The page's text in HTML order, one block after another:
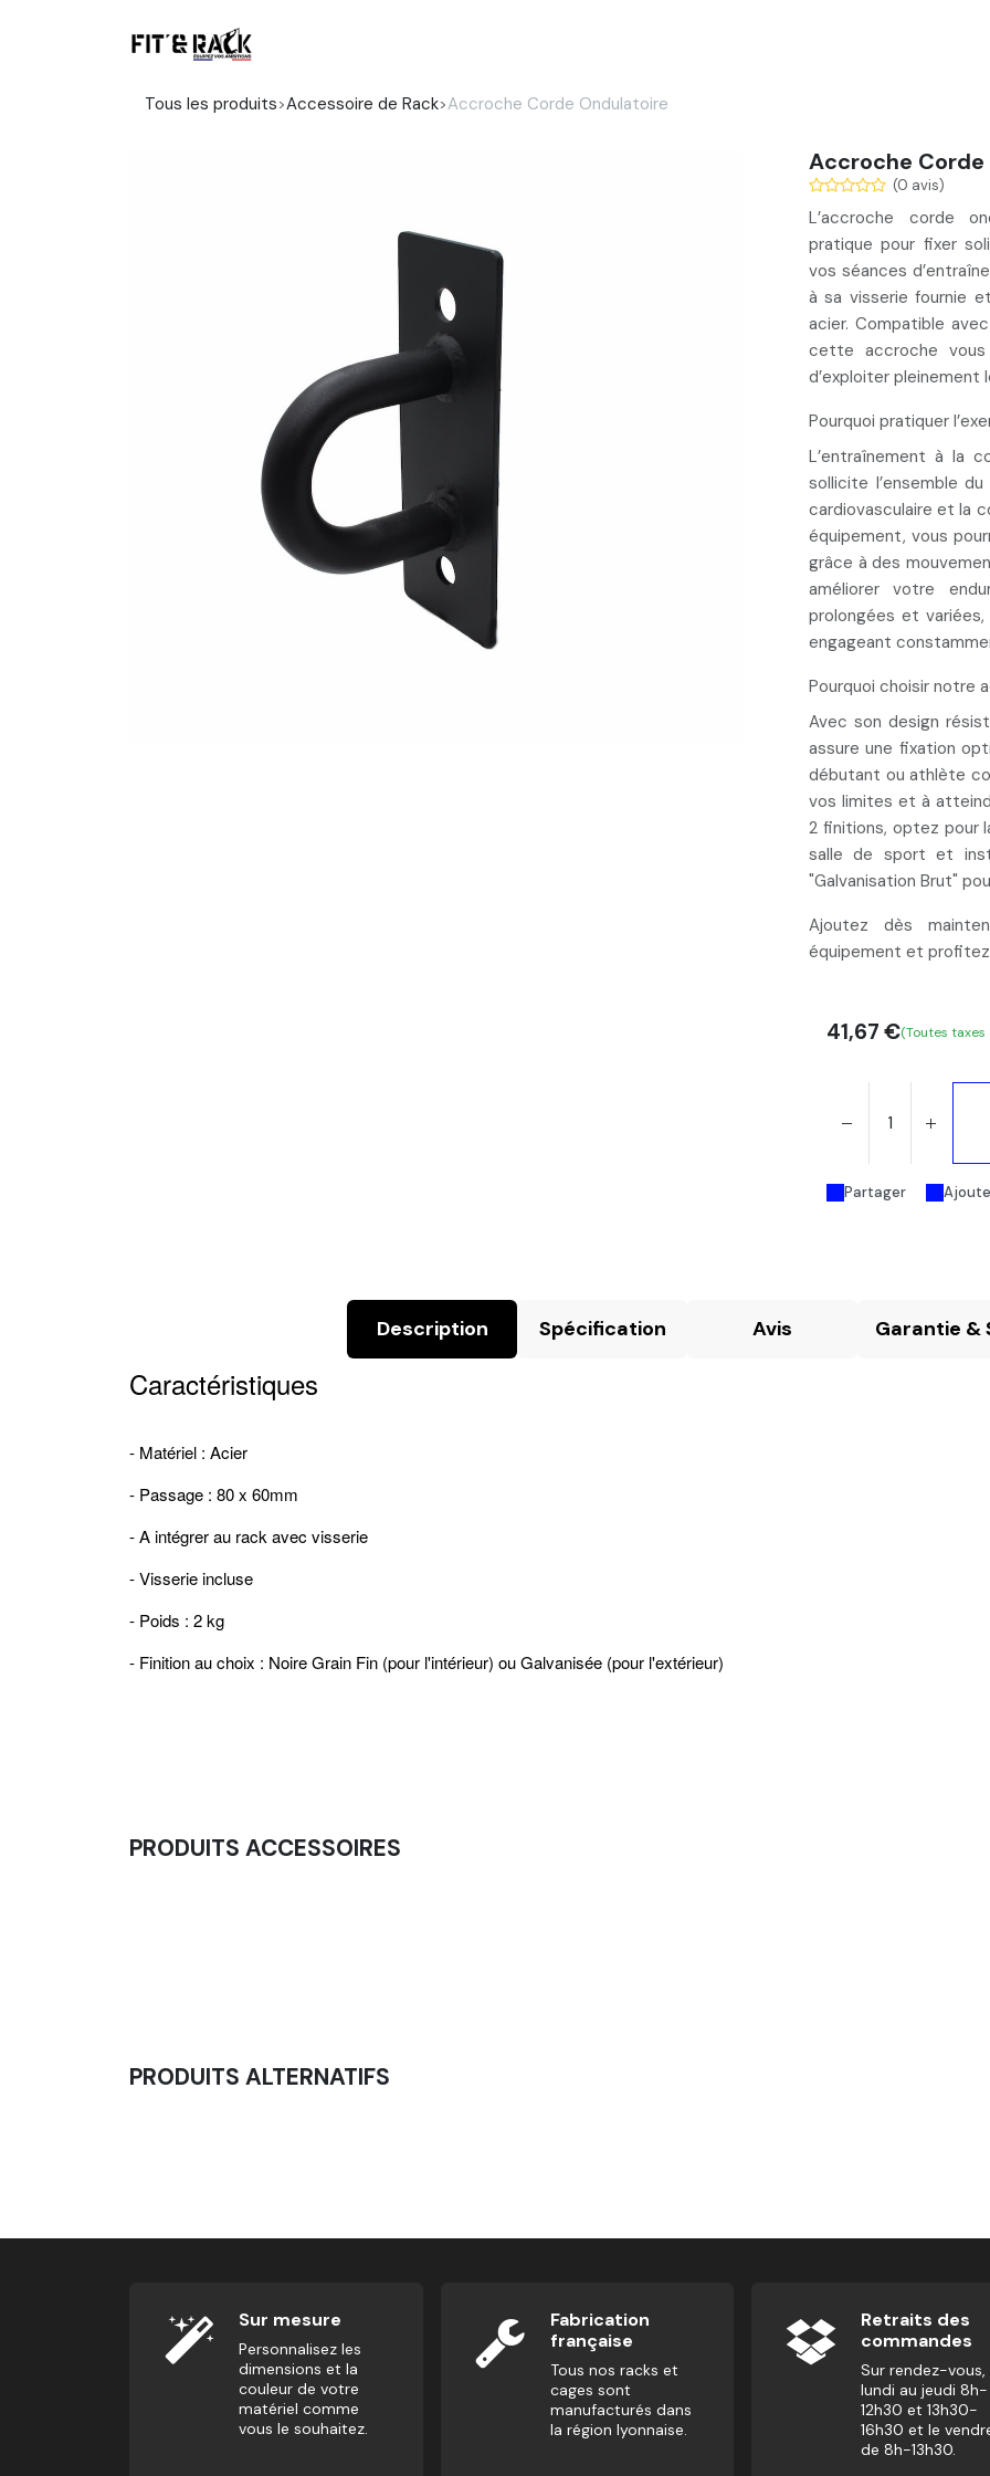
Tous les produits Accessoire de Rack Accroche Corde Ondulatoire
Accroche
(0 avis)
L’accroche corde
pratique pour fixer
vos séances
à sa visserie fournie
acier. Compatible
cette accroche
d’exploiter pleinement
Pourquoi pratiquer
L’entraînement à la
sollicite l’ensemble du
cardiovasculaire et la
équipement, vous
grâce à des
améliorer votre
prolongées et
engageant
Pourquoi choisir notre
Avec son design
assure une fixation
débutant ou athlète
vos limites et à
2 finitions, optez pour
salle de sport et
"Galvanisation Brut"
Ajoutezdès
équipement et profitez
Partager
41,67 €(Toutes
Description Spécification Avis Garantie &
Caractéristiques
- Matériel : Acier
- Passage : 80 x 60mm
- A intégrer au rack avec visserie
- Visserie incluse
- Poids : 2 kg
- Finition au choix : Noire Grain Fin (pour l'intérieur) ou Galvanisée (pour l'extérieur)
PRODUITS ACCESSOIRES
PRODUITS ALTERNATIFS
Sur mesure
Personnalisez les
dimensions et la
couleur de votre
matériel comme
vous le souhaitez.
Fabrication
française
Tous nos racks et
cages sont
manufacturés dans
la région lyonnaise.
Retraits des
commandes
Sur rendez-vous,
lundi au jeudi 8h-
12h30 et 13h30-
16h30 et le
de 8h-13h30.